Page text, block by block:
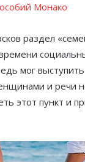
Монако
раздел
мог
и речи
этот пункт и